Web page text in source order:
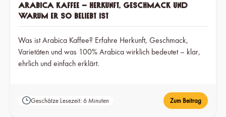
Arabica Kaffee – Herkunft, Geschmack und
warum er so beliebt ist
Was ist Arabica Kaffee? Erfahre Herkunft, Geschmack,
Varietäten und was 100% Arabica wirklich bedeutet – klar,
ehrlich und einfach erklärt.
Geschätze Lesezeit: 6 Minuten Zum Beitrag